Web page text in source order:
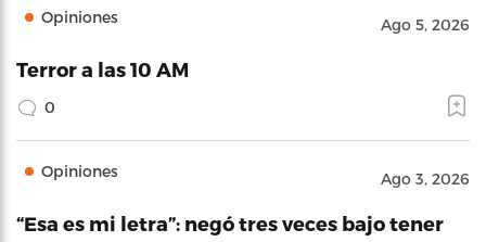
Opiniones Ago 5, 2026
Terror a las 10 AM
0
Opiniones Ago 3, 2026
“Esa es mi letra”: negó tres veces bajo tener